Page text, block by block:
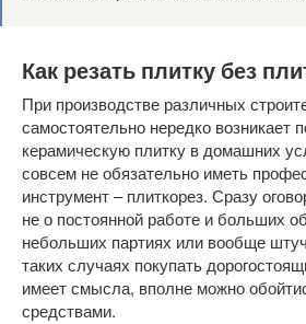
Как резать плитку без
При производстве различных
самостоятельно нередко возникает
керамическую плитку в домашних
совсем не обязательно иметь
инструмент – плиткорез. Сразу
не о постоянной работе и больших
небольших партиях или вообще
таких случаях покупать
имеет смысла, вполне можно
средствами.